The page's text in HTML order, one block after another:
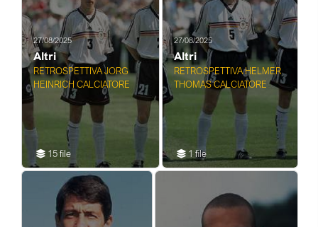
27/08/2025
Altri
RETROSPETTIVA JORG
HEINRICH CALCIATORE
15 file
27/08/2025
Altri
RETROSPETTIVA HELMER
THOMAS CALCIATORE
1 file